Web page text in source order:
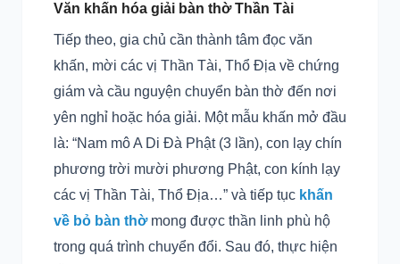
Văn khấn hóa giải bàn thờ Thần Tài
Tiếp theo, gia chủ cần thành tâm đọc văn
khấn, mời các vị Thần Tài, Thổ Địa về chứng
giám và cầu nguyện chuyển bàn thờ đến nơi
yên nghỉ hoặc hóa giải. Một mẫu khấn mở đầu
là: “Nam mô A Di Đà Phật (3 lần), con lạy chín
phương trời mười phương Phật, con kính lạy
các vị Thần Tài, Thổ Địa…” và tiếp tục khấn
về bỏ bàn thờmong được thần linh phù hộ
trong quá trình chuyển đổi. Sau đó, thực hiện